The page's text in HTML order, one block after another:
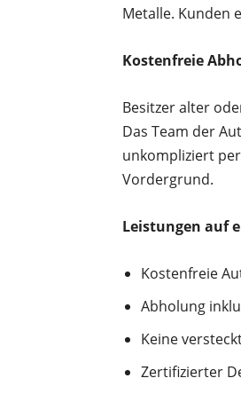
Metalle. Kunden
Kostenfreie
Besitzer alter
Das Team der
unkompliziert
Vordergrund.
Leistungen auf
Kostenfreie
Abholung
Keine
Zertifizierter